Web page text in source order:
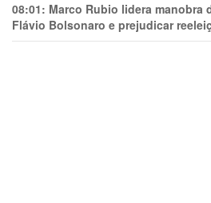
08:01: Marco Rubio lidera manobra
Flávio Bolsonaro e prejudicar